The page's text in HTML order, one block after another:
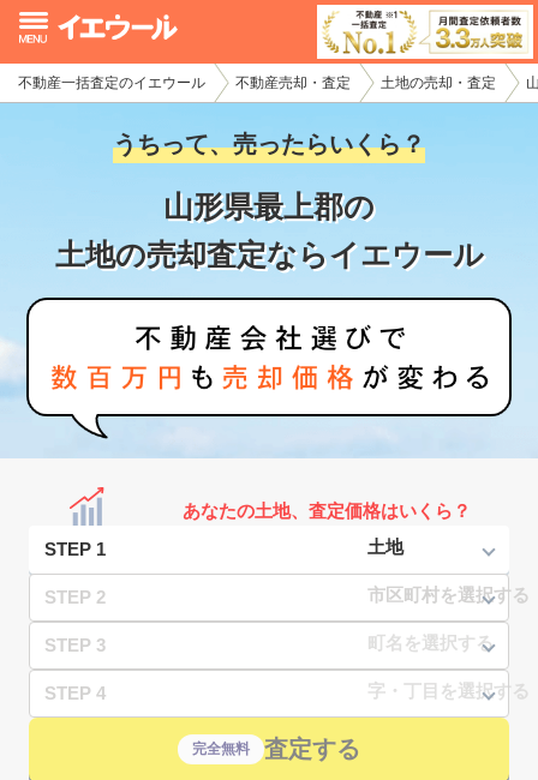
不動産一括査定のイエウール 不動産売却・査定 土地の売却・査定
うちって、売ったらいくら？
山形県最上郡の
土地の売却査定ならイエウール
あなたの土地、査定価格はいくら？
STEP 1
STEP 2
STEP 3
STEP 4
完全無料 査定する
イエウール加盟希望の不動産会社様
初めての方へ
不動産の売却・一括査定
家査定シミュレーター
お問い合わせ